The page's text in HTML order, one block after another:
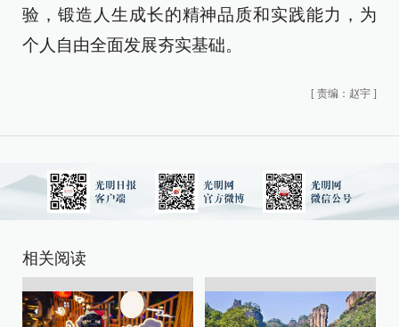
验，锻造人生成长的精神品质和实践能力，为
个人自由全面发展夯实基础。
[ 责编：赵宇 ]
相关阅读